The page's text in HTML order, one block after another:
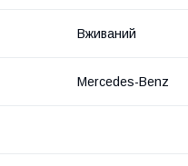
Вживаний
Mercedes-Benz